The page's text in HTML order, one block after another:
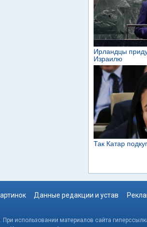
Данные редакции и устав
использовании материалов сайта